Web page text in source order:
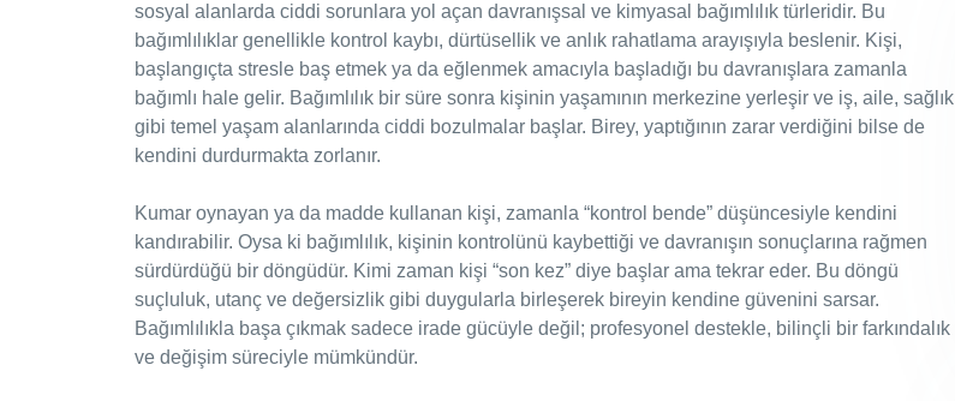
sosyal alanlarda ciddi sorunlara yol açan davranışsal ve kimyasal bağımlılık türleridir. Bu
bağımlılıklar genellikle kontrol kaybı, dürtüsellik ve anlık rahatlama arayışıyla beslenir. Kişi,
başlangıçta stresle baş etmek ya da eğlenmek amacıyla başladığı bu davranışlara zamanla
bağımlı hale gelir. Bağımlılık bir süre sonra kişinin yaşamının merkezine yerleşir ve iş, aile, sağlık
gibi temel yaşam alanlarında ciddi bozulmalar başlar. Birey, yaptığının zarar verdiğini bilse de
kendini durdurmakta zorlanır.
Kumar oynayan ya da madde kullanan kişi, zamanla “kontrol bende” düşüncesiyle kendini
kandırabilir. Oysa ki bağımlılık, kişinin kontrolünü kaybettiği ve davranışın sonuçlarına rağmen
sürdürdüğü bir döngüdür. Kimi zaman kişi “son kez” diye başlar ama tekrar eder. Bu döngü
suçluluk, utanç ve değersizlik gibi duygularla birleşerek bireyin kendine güvenini sarsar.
Bağımlılıkla başa çıkmak sadece irade gücüyle değil; profesyonel destekle, bilinçli bir farkındalık
ve değişim süreciyle mümkündür.